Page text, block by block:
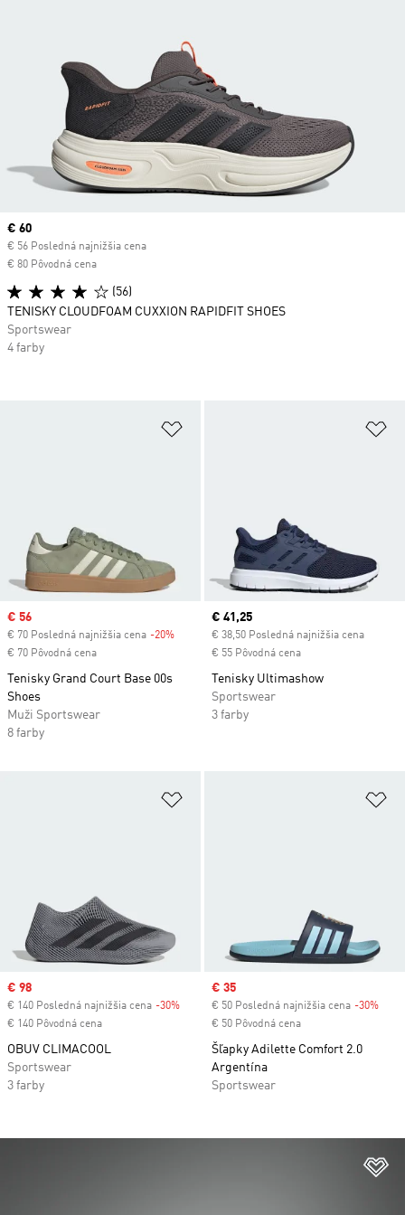
Pridať do zoznamu želaných
Sale price
€ 56
€ 70 Posledná najnižšia cena -20% Discount
€ 70 Pôvodná cena
Tenisky Grand Court Base 00s
Shoes
Muži Sportswear
8 farby
Current price
€ 41,25
€ 38,50 Posledná najnižšia cena
€ 55 Pôvodná cena
Tenisky Ultimashow
Sportswear
3 farby
Pridať do zoznamu želaných
Sale price
€ 98
€ 140 Posledná najnižšia cena -30% Discount
€ 140 Pôvodná cena
OBUV CLIMACOOL
Sportswear
3 farby
Sale price
€ 35
€ 50 Posledná najnižšia cena -30%
€ 50 Pôvodná cena
Šľapky Adilette Comfort 2.0
Argentína
Sportswear
Current price
€ 60
€ 56 Posledná najnižšia cena
€ 80 Pôvodná cena
(56)
TENISKY CLOUDFOAM CUXXION RAPIDFIT SHOES
Sportswear
4 farby